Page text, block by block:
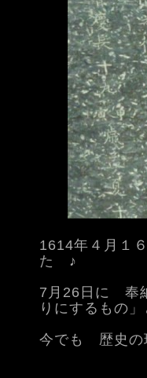
1614年４月１
た ♪
7月26日に 奉
りにするもの
今でも 歴史